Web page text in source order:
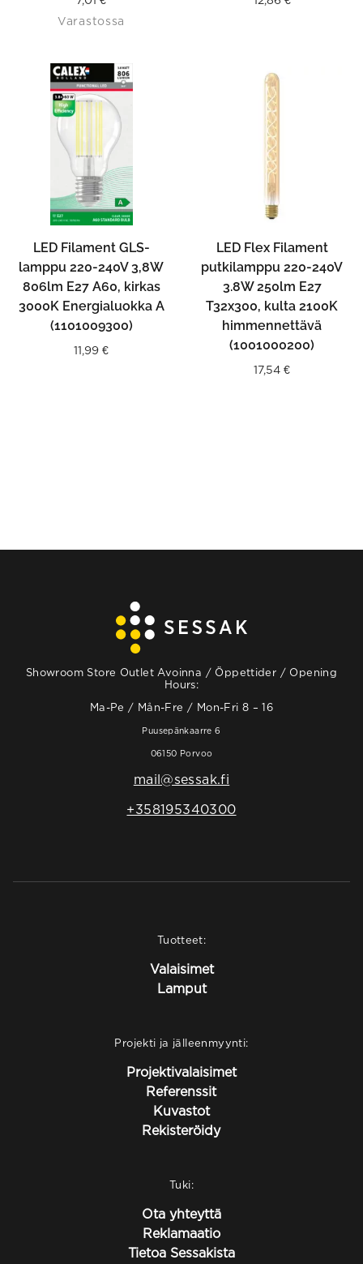
Varastossa
LED Filament GLS-
lamppu 220-240V 3,8W
806lm E27 A60, kirkas
3000K Energialuokka A
(1101009300)
11,99 €
LED Flex Filament
putkilamppu 220-240V
3.8W 250lm E27
T32x300, kulta 2100K
himmennettävä
(1001000200)
17,54 €
Showroom Store Outlet Avoinna / Öppettider / Opening
Hours:
Ma-Pe / Mån-Fre / Mon-Fri 8 – 16
Puusepänkaarre 6
06150 Porvoo
mail@sessak.fi
+358195340300
Tuotteet:
Valaisimet
Lamput
Projekti ja jälleenmyynti:
Projektivalaisimet
Referenssit
Kuvastot
Rekisteröidy
Tuki:
Ota yhteyttä
Reklamaatio
Tietoa Sessakista